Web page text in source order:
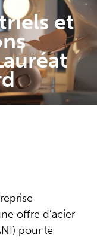
et
offre d’acier
pour le